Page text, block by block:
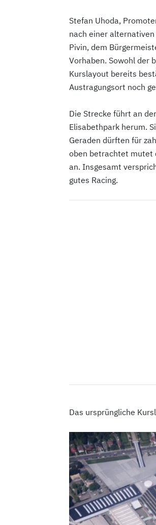
Stefan Uhoda,
nach einer
Pivin, dem
Vorhaben. Sowohl der
Kurslayout bereits
Austragungsort noch
Die Strecke führt an
Elisabethpark herum.
Geraden dürften für
oben betrachtet mutet
an. Insgesamt
gutes Racing.
Das ursprüngliche